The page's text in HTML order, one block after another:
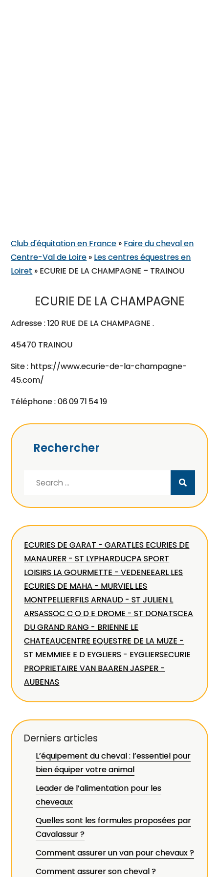
Club d'équitation en France » Faire du cheval en
Centre-Val de Loire » Les centres équestres en
Loiret » ECURIE DE LA CHAMPAGNE – TRAINOU
ECURIE DE LA CHAMPAGNE
Adresse : 120 RUE DE LA CHAMPAGNE .
45470 TRAINOU
Site : https://www.ecurie-de-la-champagne-
45.com/
Téléphone : 06 09 71 54 19
Rechercher
ECURIES DE GARAT - GARATLES ECURIES DE
MANAURER - ST LYPHARDUCPA SPORT
LOISIRS LA GOURMETTE - VEDENEEARL LES
ECURIES DE MAHA - MURVIEL LES
MONTPELLIERFILS ARNAUD - ST JULIEN L
ARSASSOC C O D E DROME - ST DONATSCEA
DU GRAND RANG - BRIENNE LE
CHATEAUCENTRE EQUESTRE DE LA MUZE -
ST MEMMIEE E D EYGLIERS - EYGLIERSECURIE
PROPRIETAIRE VAN BAAREN JASPER -
AUBENAS
Derniers articles
L’équipement du cheval : l’essentiel pour
bien équiper votre animal
Leader de l’alimentation pour les
cheveaux
Quelles sont les formules proposées par
Cavalassur ?
Comment assurer un van pour chevaux ?
Comment assurer son cheval ?